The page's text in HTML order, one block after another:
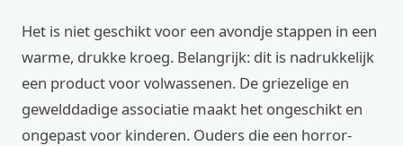
Het is niet geschikt voor een avondje stappen in een
warme, drukke kroeg. Belangrijk: dit is nadrukkelijk
een product voor volwassenen. De griezelige en
gewelddadige associatie maakt het ongeschikt en
ongepast voor kinderen. Ouders die een horror-